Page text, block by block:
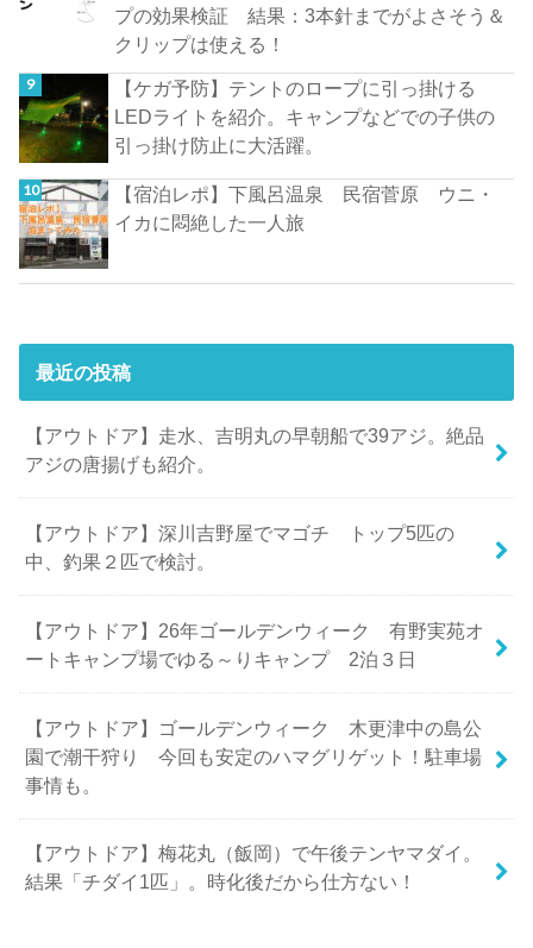
プの効果検証 結果：3本針までがよさそう＆
クリップは使える！
【ケガ予防】テントのロープに引っ掛ける
LEDライトを紹介。キャンプなどでの子供の
引っ掛け防止に大活躍。
【宿泊レポ】下風呂温泉 民宿菅原 ウニ・
イカに悶絶した一人旅
最近の投稿
【アウトドア】走水、吉明丸の早朝船で39アジ。絶品
アジの唐揚げも紹介。
【アウトドア】深川吉野屋でマゴチ トップ5匹の
中、釣果２匹で検討。
【アウトドア】26年ゴールデンウィーク 有野実苑オ
ートキャンプ場でゆる～りキャンプ 2泊３日
【アウトドア】ゴールデンウィーク 木更津中の島公
園で潮干狩り 今回も安定のハマグリゲット！駐車場
事情も。
【アウトドア】梅花丸（飯岡）で午後テンヤマダイ。
結果「チダイ1匹」。時化後だから仕方ない！